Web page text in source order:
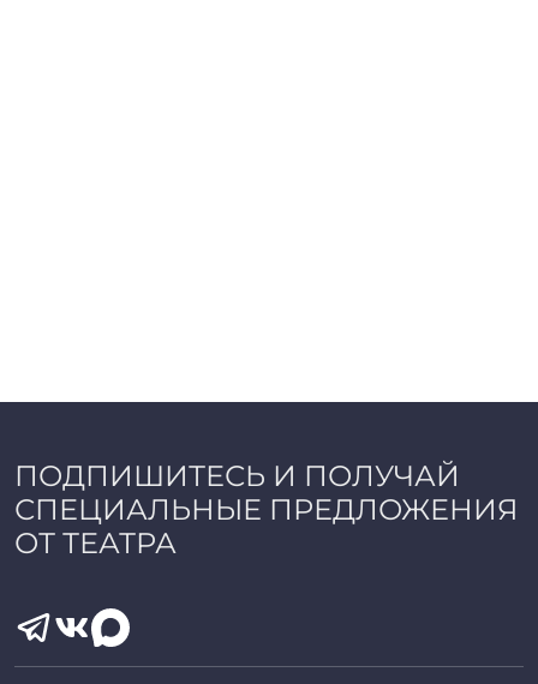
ПОДПИШИТЕСЬ И ПОЛУЧАЙ
СПЕЦИАЛЬНЫЕ ПРЕДЛОЖЕНИЯ
ОТ ТЕАТРА